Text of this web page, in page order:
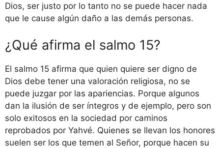
Dios, ser justo por lo tanto no se puede hacer nada
que le cause algún daño a las demás personas.
¿Qué afirma el salmo 15?
El salmo 15 afirma que quien quiere ser digno de
Dios debe tener una valoración religiosa, no se
puede juzgar por las apariencias. Porque algunos
dan la ilusión de ser íntegros y de ejemplo, pero son
solo exitosos en la sociedad por caminos
reprobados por Yahvé. Quienes se llevan los honores
suelen ser los que temen al Señor, porque hacen su